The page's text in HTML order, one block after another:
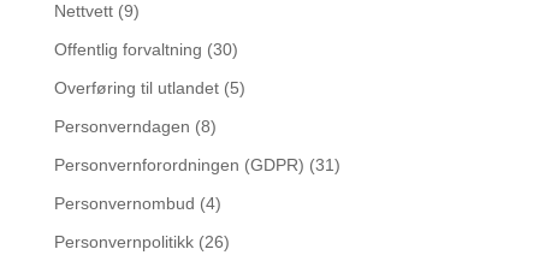
Nettvett(9)
Offentlig forvaltning (30)
Overføring til utlandet(5)
Personverndagen (8)
Personvernforordningen (GDPR) (31)
Personvernombud (4)
Personvernpolitikk(26)